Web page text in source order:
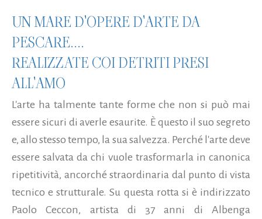
UN MARE D'OPERE D'ARTE DA
PESCARE....
REALIZZATE COI DETRITI PRESI
ALL'AMO
L'arte ha talmente tante forme che non si può mai
essere sicuri di averle esaurite. È questo il suo segreto
e, allo stesso tempo, la sua salvezza. Perché l'arte deve
essere salvata da chi vuole trasformarla in canonica
ripetitività, ancorché straordinaria dal punto di vista
tecnico e strutturale. Su questa rotta si è indirizzato
Paolo Ceccon, artista di 37 anni di Albenga